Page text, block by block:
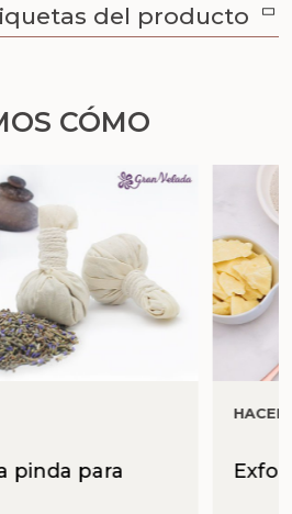
del producto
CÓMO
pinda para
HACER